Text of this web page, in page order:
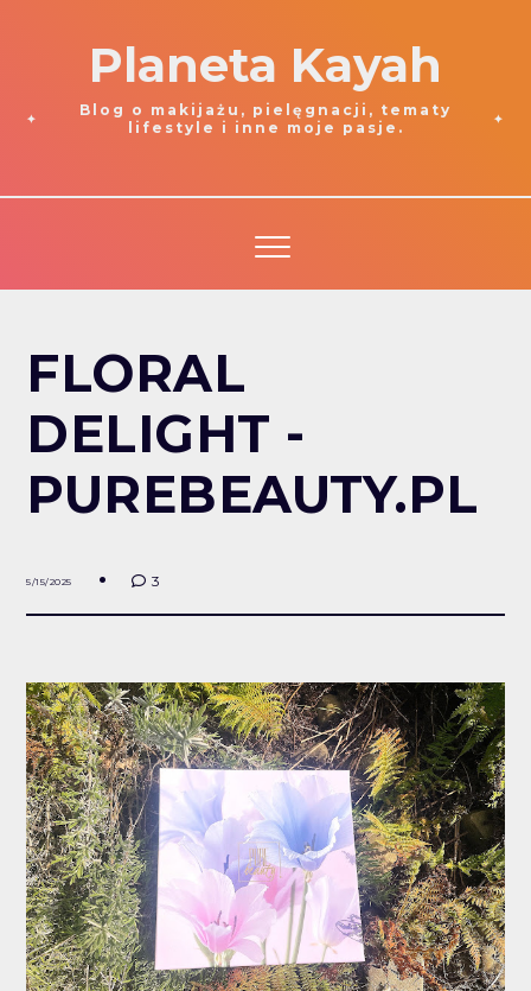
Planeta Kayah
Blog o makijażu, pielęgnacji, tematy
lifestyle i inne moje pasje.
FLORAL
DELIGHT -
PUREBEAUTY.PL
5/15/2025 3